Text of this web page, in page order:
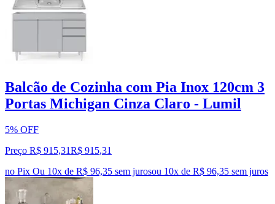
Balcão de Cozinha com Pia Inox 120cm 3
Portas Michigan Cinza Claro - Lumil
5% OFF
Preço R$ 915,31R$ 915,31
no Pix Ou 10x de R$ 96,35 sem jurosou 10x de R$ 96,35 sem juros